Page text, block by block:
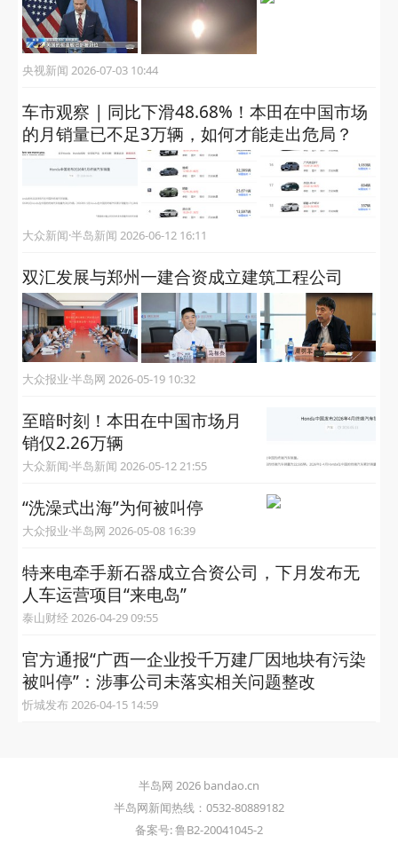
央视新闻 2026-07-03 10:44
车市观察 | 同比下滑48.68%！本田在中国市场
的月销量已不足3万辆，如何才能走出危局？
大众新闻·半岛新闻 2026-06-12 16:11
双汇发展与郑州一建合资成立建筑工程公司
大众报业·半岛网 2026-05-19 10:32
至暗时刻！本田在中国市场月
销仅2.26万辆
大众新闻·半岛新闻 2026-05-12 21:55
“洗澡式出海”为何被叫停
大众报业·半岛网 2026-05-08 16:39
特来电牵手新石器成立合资公司，下月发布无
人车运营项目“来电岛”
泰山财经 2026-04-29 09:55
官方通报“广西一企业投千万建厂因地块有污染
被叫停”：涉事公司未落实相关问题整改
忻城发布 2026-04-15 14:59
半岛网 2026 bandao.cn
半岛网新闻热线：0532-80889182
备案号: 鲁B2-20041045-2